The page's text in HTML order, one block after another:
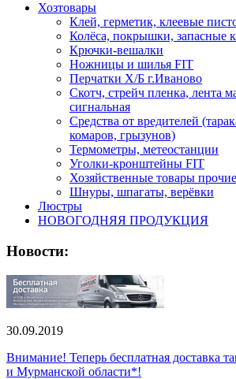
Хозтовары
Клей, герметик, клеевые
Колёса, покрышки, запасные
Крючки-вешалки
Ножницы и шилья FIT
Перчатки Х/Б г.Иваново
Скотч, стрейч пленка, лента
сигнальная
Средства от вредителей
комаров, грызунов)
Термометры, метеостанции
Уголки-кронштейны FIT
Хозяйственные товары прочие
Шнуры, шпагаты, верёвки
Люстры
НОВОГОДНЯЯ ПРОДУКЦИЯ
Новости:
30.09.2019
Внимание! Теперь бесплатная доставка
и Мурманской области*!